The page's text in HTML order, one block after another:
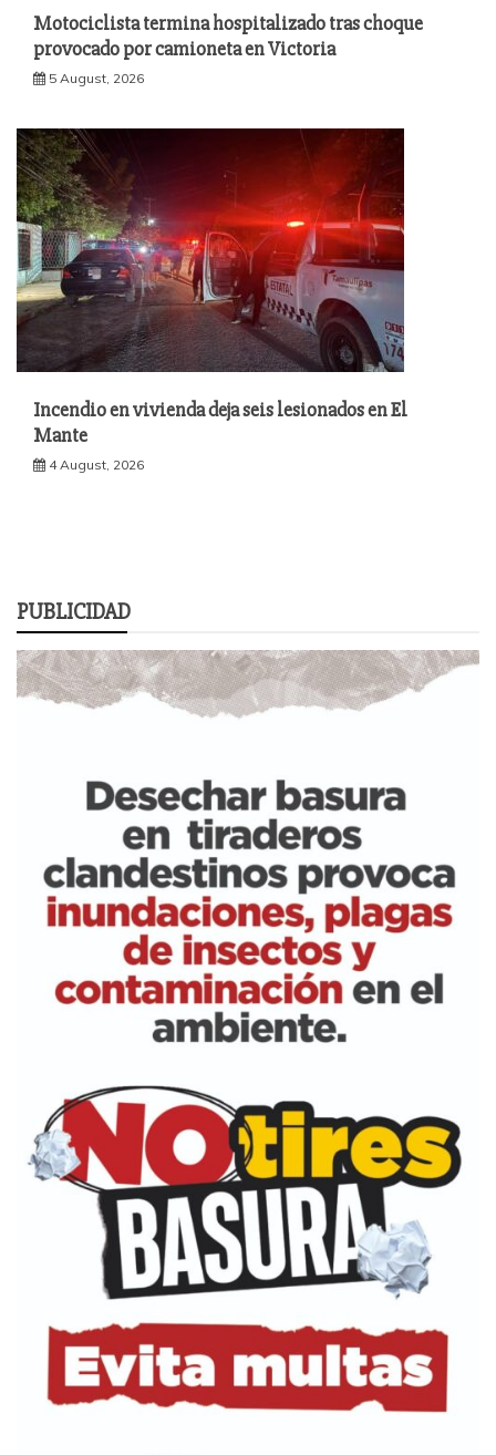
Motociclista termina hospitalizado tras choque
provocado por camioneta en Victoria
5 August, 2026
Incendio en vivienda deja seis lesionados en El
Mante
4 August, 2026
PUBLICIDAD